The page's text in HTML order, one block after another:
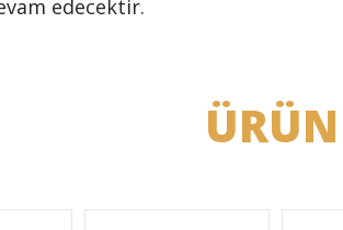
edecektir.